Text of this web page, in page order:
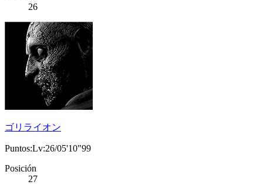
26
ゴリライオン
Puntos:Lv:26/05'10"99
Posición
27